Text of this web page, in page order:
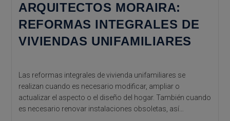
ARQUITECTOS MORAIRA:
REFORMAS INTEGRALES DE
VIVIENDAS UNIFAMILIARES
Las reformas integrales de vivienda unifamiliares se
realizan cuando es necesario modificar, ampliar o
actualizar el aspecto o el diseño del hogar. También cuando
es necesario renovar instalaciones obsoletas, así…